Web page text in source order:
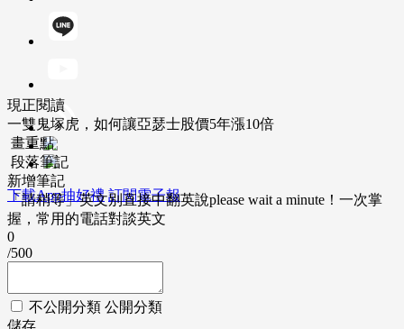
下載App抽好禮 訂閱電子報
現正閱讀
一雙鬼塚虎，如何讓亞瑟士股價5年漲10倍
畫重點
段落筆記
新增筆記
「請稍等」英文別直接中翻英說please wait a minute！一次掌
握，常用的電話對談英文
0
/500
不公開分類 公開分類
儲存